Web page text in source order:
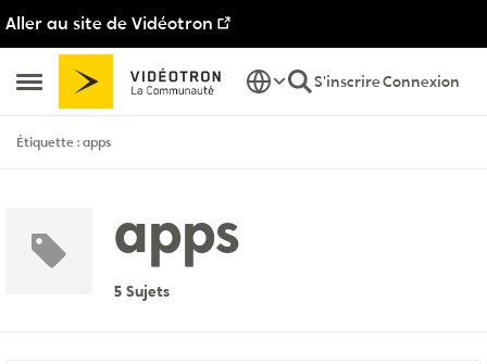
Aller au site de Vidéotron
Ouvrir Menu Latéral
Passer au contenu
S'inscrireConnexion
Étiquette : apps
apps
5 Sujets